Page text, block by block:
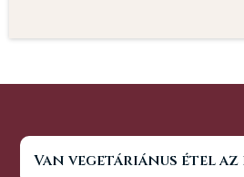
Van vegetáriánus étel